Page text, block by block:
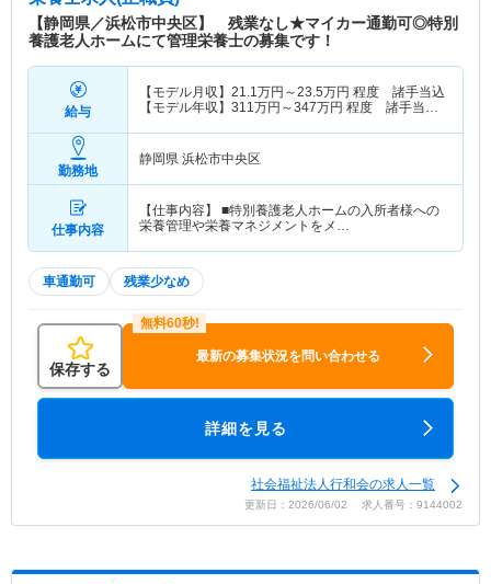
【静岡県／浜松市中央区】 残業なし★マイカー通勤可◎特別
養護老人ホームにて管理栄養士の募集です！
給与
【モデル月収】 21.1万円～23.5万円 程度 諸手当込
【モデル年収】 311万円～347万円 程度 諸手当・
勤務地
静岡県 浜松市中央区
仕事内容
【仕事内容】 ■特別養護老人ホームの入所者様への
栄養管理や栄養マネジメントをメ…
車通勤可 残業少なめ
保存する
最新の募集状況を問い合わせる
詳細を見る
社会福祉法人行和会の求人一覧
更新日：2026/06/02 求人番号：9144002